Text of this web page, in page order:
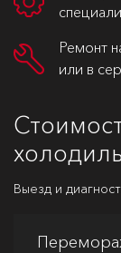
Ремонт
или в
Выезд и